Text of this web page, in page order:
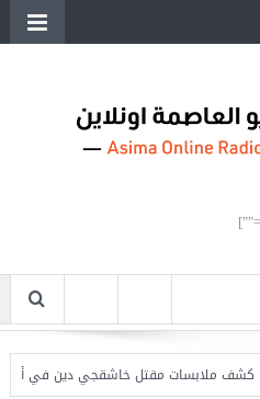
ملابسات مقتل خاشقجي دين في أعناقنا